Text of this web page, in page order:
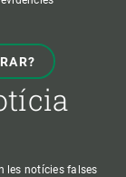
les notícies falses